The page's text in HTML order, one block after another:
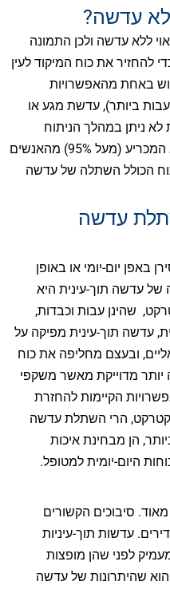
עדשה?
ללא עדשה ולכן התמונה
את כוח המיקוד לעין
באחת מהאפשרויות
ביותר), עדשת מגע או
לא ניתן במהלך הניתוח
להשתיל עדשה תוך-עינית, אך הרוב המכריע (מעל 95%) מהאנשים
הכולל השתלה של עדשה
עדשה
באפן יום-יומי או באופן
של עדשה תוך-עינית היא
שהינן עבות וכבדות,
עדשה תוך-עינית מפיקה על
ובעצם מחליפה את כוח
מדוייקת מאשר משקפי
הקיימות להחזרת
קטרקט, הרי השתלת עדשה
הן מבחינת איכות
היום-יומית למטופל.
סיבוכים הקשורים
עדשות תוך-עיניות
לפני שהן מופצות
שהיתרונות של עדשה